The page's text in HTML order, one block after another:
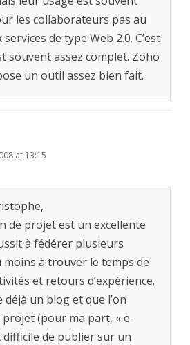
les collaborateurs pas au
de type Web 2.0. C’est
souvent assez complet. Zoho
un outil assez bien fait.
at 13:15
de projet est un excellente
à fédérer plusieurs
moins à trouver le temps de
et retours d’expérience.
déjà un blog et que l’on
projet (pour ma part, « e-
difficile de publier sur un